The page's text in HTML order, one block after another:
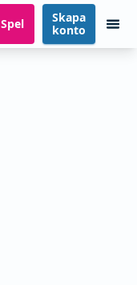
Spel
Skapa
konto